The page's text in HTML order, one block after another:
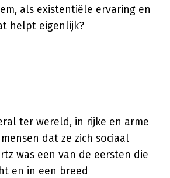
als existentiële ervaring en
helpt eigenlijk?
ter wereld, in rijke en arme
dat ze zich sociaal
was een van de eersten die
en in een breed